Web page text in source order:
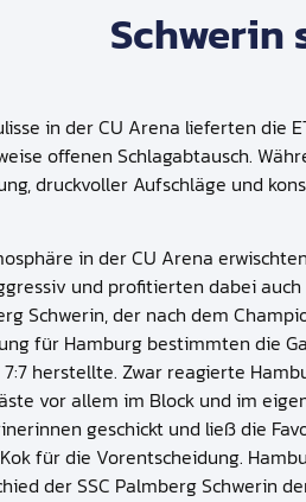
Schwerin
in der CU Arena lieferten die
offenen Schlagabtausch.
druckvoller Aufschläge und
in der CU Arena
und profitierten dabei
Schwerin, der nach dem
für Hamburg bestimmten die
herstellte. Zwar reagierte
vor allem im Block und im
geschickt und ließ die
für die Vorentscheidung.
der SSC Palmberg Schwerin